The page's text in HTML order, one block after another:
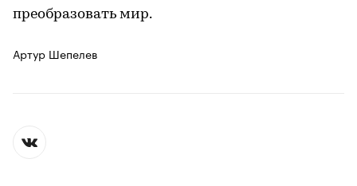
преобразовать мир.
Артур Шепелев